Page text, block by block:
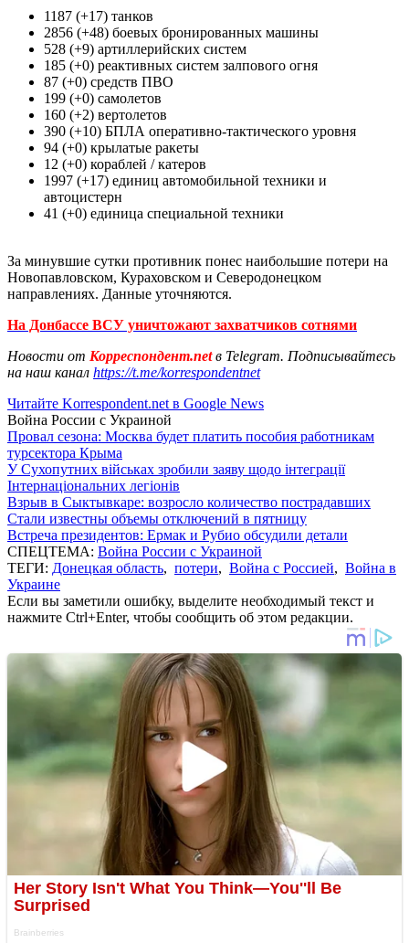
1187 (+17) танков
2856 (+48) боевых бронированных машины
528 (+9) артиллерийских систем
185 (+0) реактивных систем залпового огня
87 (+0) средств ПВО
199 (+0) самолетов
160 (+2) вертолетов
390 (+10) БПЛА оперативно-тактического уровня
94 (+0) крылатые ракеты
12 (+0) кораблей / катеров
1997 (+17) единиц автомобильной техники и
автоцистерн
41 (+0) единица специальной техники
За минувшие сутки противник понес наибольшие потери на
Новопавловском, Кураховском и Северодонецком
направлениях. Данные уточняются.
На Донбассе ВСУ уничтожают захватчиков сотнями
Новости от Корреспондент.netв Telegram. Подписывайтесь
на наш канал https://t.me/korrespondentnet
Читайте Korrespondent.net в Google News
Война России с Украиной
Провал сезона: Москва будет платить пособия работникам
турсектора Крыма
У Сухопутних військах зробили заяву щодо інтеграції
Інтернаціональних легіонів
Взрыв в Сыктывкаре: возросло количество пострадавших
Стали известны объемы отключений в пятницу
Встреча президентов: Ермак и Рубио обсудили детали
СПЕЦТЕМА: Война России с Украиной
ТЕГИ: Донецкая область, потери, Война с Россией, Война в
Украине
Если вы заметили ошибку, выделите необходимый текст и
нажмите Ctrl+Enter, чтобы сообщить об этом редакции.